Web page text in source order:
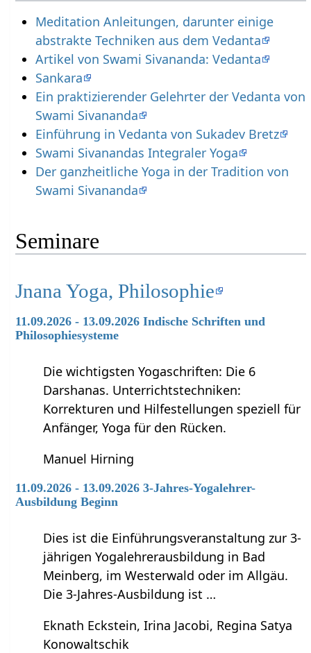
Meditation Anleitungen, darunter einige
abstrakte Techniken aus dem Vedanta
Artikel von Swami Sivananda: Vedanta
Sankara
Ein praktizierender Gelehrter der Vedanta von
Swami Sivananda
Einführung in Vedanta von Sukadev Bretz
Swami Sivanandas Integraler Yoga
Der ganzheitliche Yoga in der Tradition von
Swami Sivananda
Seminare
Jnana Yoga, Philosophie
11.09.2026 - 13.09.2026 Indische Schriften und
Philosophiesysteme
Die wichtigsten Yogaschriften: Die 6
Darshanas. Unterrichtstechniken:
Korrekturen und Hilfestellungen speziell für
Anfänger, Yoga für den Rücken.
Manuel Hirning
11.09.2026 - 13.09.2026 3-Jahres-Yogalehrer-
Ausbildung Beginn
Dies ist die Einführungsveranstaltung zur 3-
jährigen Yogalehrerausbildung in Bad
Meinberg, im Westerwald oder im Allgäu.
Die 3-Jahres-Ausbildung ist …
Eknath Eckstein, Irina Jacobi, Regina Satya
Konowaltschik